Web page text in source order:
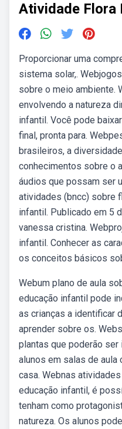
Atividade Flora
Proporcionar uma
sistema solar,.
sobre o meio ambiente.
envolvendo a natureza
infantil. Você pode
final, pronta para.
brasileiros, a
conhecimentos sobre o
áudios que possam ser
atividades (bncc) sobre
infantil. Publicado em 5
vanessa cristina.
infantil. Conhecer as
os conceitos básicos
Webum plano de aula
educação infantil pode
as crianças a identificar
aprender sobre os.
plantas que poderão
alunos em salas de aula
casa. Webnas
educação infantil, é
tenham como
natureza. Os alunos